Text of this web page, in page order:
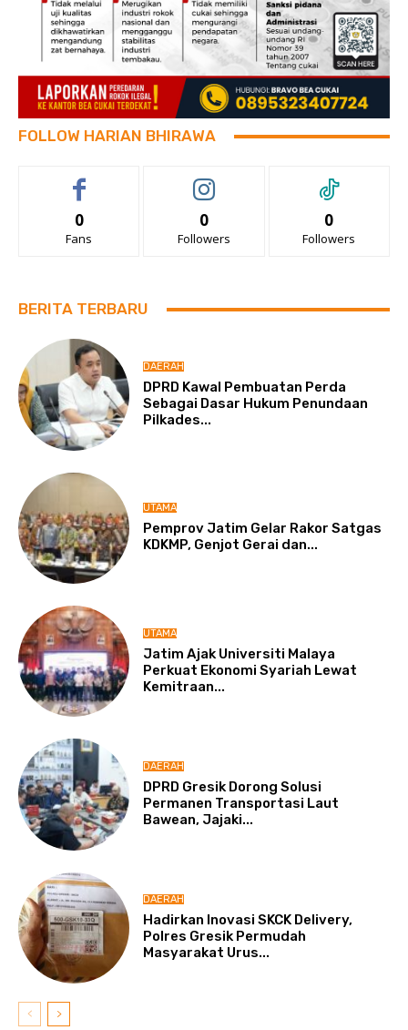
FOLLOW HARIAN BHIRAWA
0
Fans
0
Followers
0
Followers
BERITA TERBARU
DAERAH
DPRD Kawal Pembuatan Perda
Sebagai Dasar Hukum Penundaan
Pilkades...
UTAMA
Pemprov Jatim Gelar Rakor Satgas
KDKMP, Genjot Gerai dan...
UTAMA
Jatim Ajak Universiti Malaya
Perkuat Ekonomi Syariah Lewat
Kemitraan...
DAERAH
DPRD Gresik Dorong Solusi
Permanen Transportasi Laut
Bawean, Jajaki...
DAERAH
Hadirkan Inovasi SKCK Delivery,
Polres Gresik Permudah
Masyarakat Urus...